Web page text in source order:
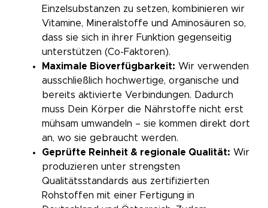
Einzelsubstanzen zu setzen, kombinieren wir
Vitamine, Mineralstoffe und Aminosäuren so,
dass sie sich in ihrer Funktion gegenseitig
unterstützen (Co-Faktoren).
Maximale Bioverfügbarkeit: Wir verwenden
ausschließlich hochwertige, organische und
bereits aktivierte Verbindungen. Dadurch
muss Dein Körper die Nährstoffe nicht erst
mühsam umwandeln – sie kommen direkt dort
an, wo sie gebraucht werden.
Geprüfte Reinheit & regionale Qualität: Wir
produzieren unter strengsten
Qualitätsstandards aus zertifizierten
Rohstoffen mit einer Fertigung in